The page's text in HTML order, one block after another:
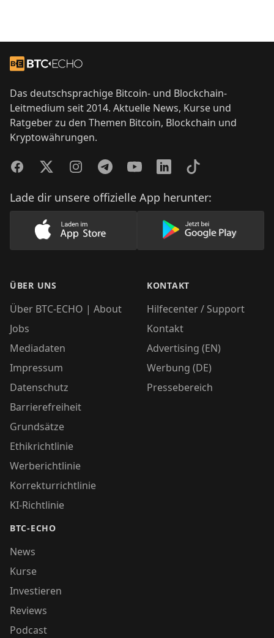
Zur Startseite
Das deutschsprachige Bitcoin- und Blockchain-
Leitmedium seit 2014. Aktuelle News, Kurse und
Ratgeber zu den Themen Bitcoin, Blockchain und
Kryptowährungen.
FacebookTwitterInstagramTelegramYouTubeLinkedInTikTok
Lade dir unsere offizielle App herunter:
Lade unsere App im AppStore herunter
Lade unsere
ÜBER UNS
Über BTC-ECHO | About
Jobs
Mediadaten
Impressum
Datenschutz
Barrierefreiheit
Grundsätze
Ethikrichtlinie
Werberichtlinie
Korrekturrichtlinie
KI-Richtlinie
BTC-ECHO
News
Kurse
Investieren
Reviews
Podcast
KONTAKT
Hilfecenter / Support
Kontakt
Advertising (EN)
Werbung (DE)
Pressebereich